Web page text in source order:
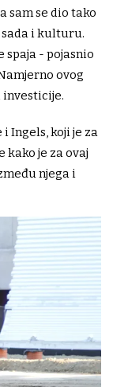
sam se dio tako
i kulturu.
spaja - pojasnio
ovog
Ingels, koji je za
kako je za ovaj
njega i